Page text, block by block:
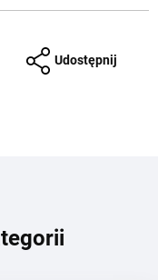
Udostępnij